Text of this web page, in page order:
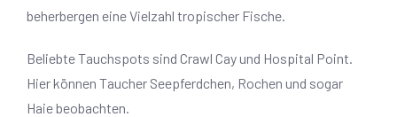
beherbergen eine Vielzahl tropischer Fische.
Beliebte Tauchspots sind Crawl Cay und Hospital Point.
Hier können Taucher Seepferdchen, Rochen und sogar
Haie beobachten.